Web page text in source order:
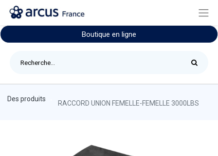
Boutique en ligne
Des produits
RACCORD UNION FEMELLE-FEMELLE 3000LBS